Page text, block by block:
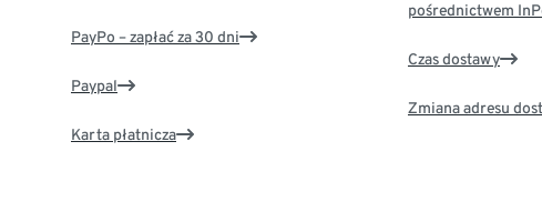
PayPo – zapłać za 30 dni
Paypal
Karta płatnicza
pośrednictwem
Czas dostawy
Zmiana adresu